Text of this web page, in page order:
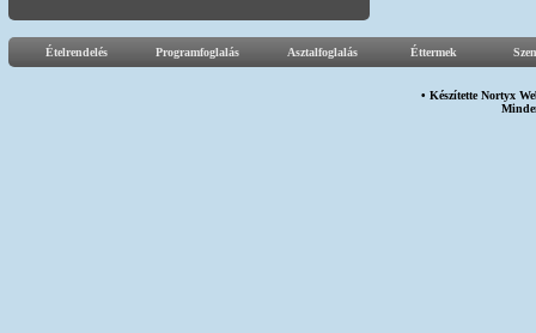
Ételrendelés Programfoglalás Asztalfoglalás Éttermek
• KészítetteNortyx